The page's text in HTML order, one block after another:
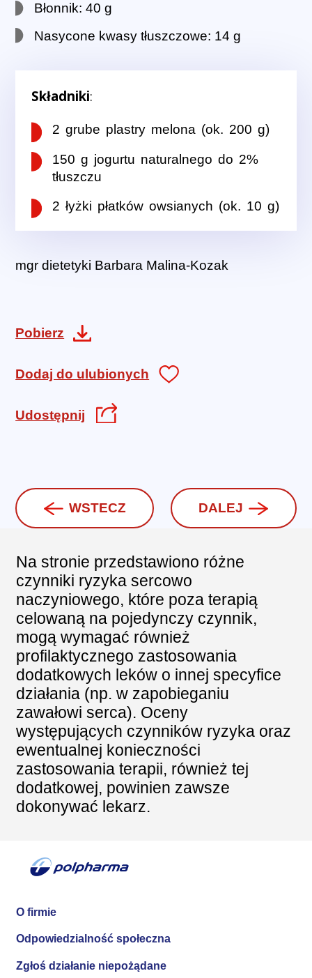
Błonnik: 40 g
Nasycone kwasy tłuszczowe: 14 g
Składniki:
2 grube plastry melona (ok. 200 g)
150 g jogurtu naturalnego do 2%
tłuszczu
2 łyżki płatków owsianych (ok. 10 g)
mgr dietetyki Barbara Malina-Kozak
Pobierz
Dodaj do ulubionych
Udostępnij
WSTECZ DALEJ
Na stronie przedstawiono różne
czynniki ryzyka sercowo
naczyniowego, które poza terapią
celowaną na pojedynczy czynnik,
mogą wymagać również
profilaktycznego zastosowania
dodatkowych leków o innej specyfice
działania (np. w zapobieganiu
zawałowi serca). Oceny
występujących czynników ryzyka oraz
ewentualnej konieczności
zastosowania terapii, również tej
dodatkowej, powinien zawsze
dokonywać lekarz.
O firmie
Odpowiedzialność społeczna
Zgłoś działanie niepożądane